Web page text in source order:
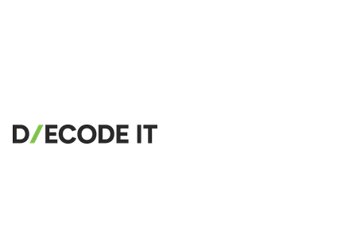
Conversor de Volume Seco